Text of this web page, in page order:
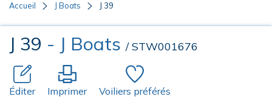
Accueil J Boats J 39
J 39 - J Boats / STW001676
Éditer Imprimer Voiliers préférés